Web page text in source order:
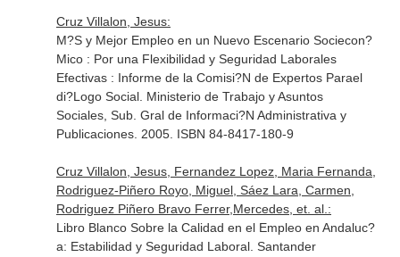
Cruz Villalon, Jesus:
M?S y Mejor Empleo en un Nuevo Escenario Sociecon?
Mico : Por una Flexibilidad y Seguridad Laborales
Efectivas : Informe de la Comisi?N de Expertos Parael
di?Logo Social. Ministerio de Trabajo y Asuntos
Sociales, Sub. Gral de Informaci?N Administrativa y
Publicaciones. 2005. ISBN 84-8417-180-9
Cruz Villalon, Jesus, Fernandez Lopez, Maria Fernanda,
Rodriguez-Piñero Royo, Miguel, Sáez Lara, Carmen,
Rodriguez Piñero Bravo Ferrer,Mercedes, et. al.:
Libro Blanco Sobre la Calidad en el Empleo en Andaluc?
a: Estabilidad y Seguridad Laboral. Santander